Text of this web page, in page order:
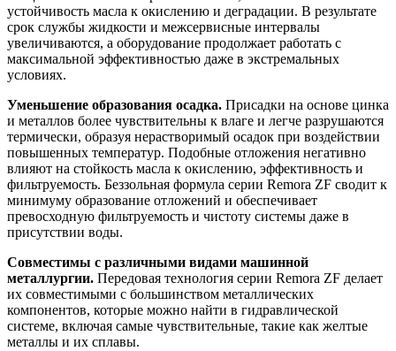
устойчивость масла к окислению и деградации. В результате
срок службы жидкости и межсервисные интервалы
увеличиваются, а оборудование продолжает работать с
максимальной эффективностью даже в экстремальных
условиях.
Уменьшение образования осадка. Присадки на основе цинка
и металлов более чувствительны к влаге и легче разрушаются
термически, образуя нерастворимый осадок при воздействии
повышенных температур. Подобные отложения негативно
влияют на стойкость масла к окислению, эффективность и
фильтруемость. Беззольная формула серии Remora ZF сводит к
минимуму образование отложений и обеспечивает
превосходную фильтруемость и чистоту системы даже в
присутствии воды.
Совместимы с различными видами машинной
металлургии. Передовая технология серии Remora ZF делает
их совместимыми с большинством металлических
компонентов, которые можно найти в гидравлической
системе, включая самые чувствительные, такие как желтые
металлы и их сплавы.